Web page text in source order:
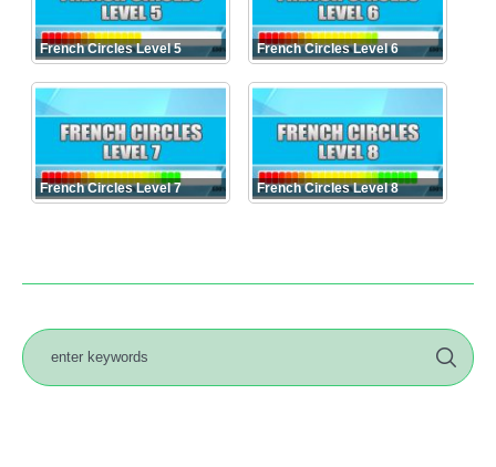
French Circles Level 5 French Circles Level 6
French Circles Level 7 French Circles Level 8